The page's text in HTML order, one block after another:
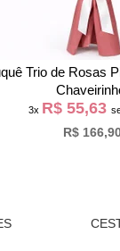
Trio de Rosas
3x R$ 55,63
R$